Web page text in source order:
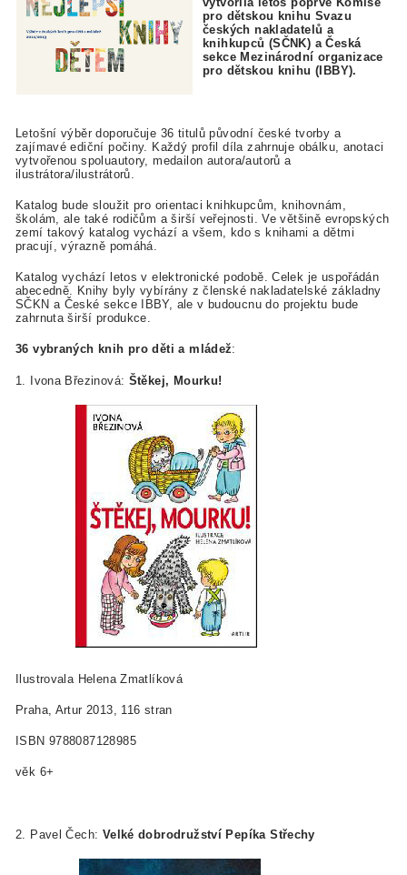
pro dětskou knihu Svazu
českých nakladatelů a
knihkupců (SČNK) a Česká
sekce Mezinárodní organizace
pro dětskou knihu (IBBY).
Letošní výběr doporučuje 36 titulů původní české tvorby a
zajímavé ediční počiny. Každý profil díla zahrnuje obálku, anotaci
vytvořenou spoluautory, medailon autora/autorů a
ilustrátora/ilustrátorů.
Katalog bude sloužit pro orientaci knihkupcům, knihovnám,
školám, ale také rodičům a širší veřejnosti. Ve většině evropských
zemí takový katalog vychází a všem, kdo s knihami a dětmi
pracují, výrazně pomáhá.
Katalog vychází letos v elektronické podobě. Celek je uspořádán
abecedně. Knihy byly vybírány z členské nakladatelské základny
SČKN a České sekce IBBY, ale v budoucnu do projektu bude
zahrnuta širší produkce.
36 vybraných knih pro děti a mládež:
1. Ivona Březinová: Štěkej, Mourku!
Ilustrovala Helena Zmatlíková
Praha, Artur 2013, 116 stran
ISBN 978­80­87128­98­5
věk 6+
2. Pavel Čech: Velké dobrodružství Pepíka Střechy